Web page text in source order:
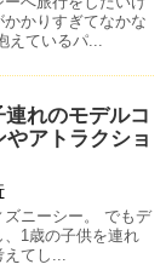
かりすぎてなかな
ているパ...
連れのモデルコ
アトラクショ
ニーシー。 でもデ
、1歳の子供を連れ
てし...